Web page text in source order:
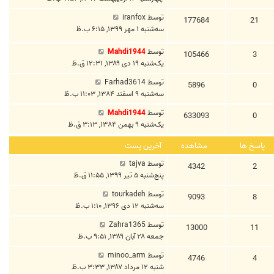
21
177684 توسطiranfox
سه‌شنبه ۱ مهر ۱۳۹۹, ۶:۱۵ ب.ظ
3
105466 توسطMahdi1944
یک‌شنبه ۱۹ دی ۱۳۸۹, ۱۲:۳۱ ق.ظ
0
5896 توسطFarhad3614
سه‌شنبه ۹ اسفند ۱۳۸۴, ۱۱:۰۳ ب.ظ
0
633093 توسطMahdi1944
یک‌شنبه ۹ بهمن ۱۳۸۴, ۳:۱۳ ق.ظ
پاسخ ها مشاهده آخرین پست
2
4342 توسط tajva
پنج‌شنبه ۵ تیر ۱۳۹۹, ۱۱:۵۵ ق.ظ
8
9093 توسط tourkadeh
سه‌شنبه ۱۲ دی ۱۳۹۶, ۱:۱۰ ب.ظ
11
13000 توسطZahra1365
جمعه ۲۸ آبان ۱۳۸۹, ۹:۵۱ ب.ظ
4
4746 توسط minoo_arm
شنبه ۱۲ مرداد ۱۳۸۷, ۳:۳۳ ب.ظ